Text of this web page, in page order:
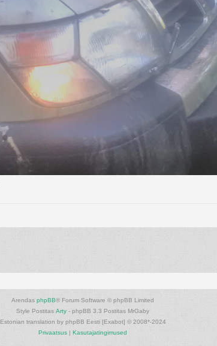
Arendas phpBB® Forum Software © phpBB Limited
Style Postitas Arty - phpBB 3.3 Postitas MrGaby
Estonian translation by phpBB Eesti [Exabot] © 2008*-2024
Privaatsus | Kasutajatingimused